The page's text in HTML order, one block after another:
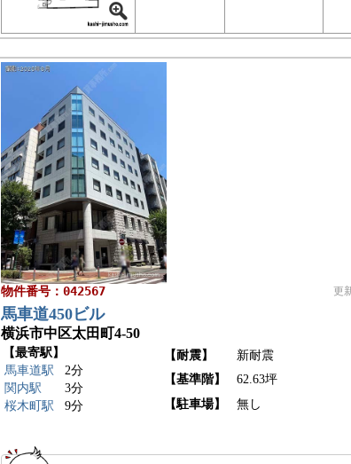
物件番号：042567 更
馬車道450ビル
横浜市中区太田町4-50
【最寄駅】
馬車道駅
2分
関内駅
3分
桜木町駅
9分
【耐震】
新耐震
【基準階】
62.63坪
【駐車場】
無し